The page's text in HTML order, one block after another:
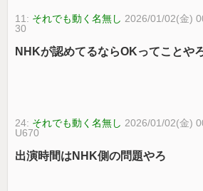
11: それでも動く名無し 2026/01/02(金)
30
NHKが認めてるならOKってことや
24: それでも動く名無し 2026/01/02(金)
U670
出演時間はNHK側の問題やろ